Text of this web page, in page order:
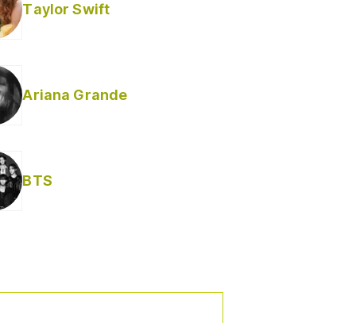
[explícita]
Taylor Swift
Ariana Grande
BTS